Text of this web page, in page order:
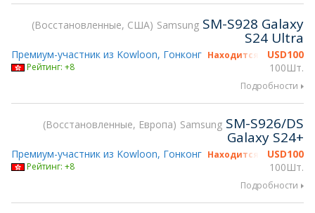
Восстановленные, США Samsung SM-S928 Galaxy
S24 Ultra
USD100
100Шт.
Премиум-участник из Kowloon, Гонконг Находится на gsmX
Рейтинг: +8
Подробности
Восстановленные, Европа Samsung SM-S926/DS
Galaxy S24+
USD100
100Шт.
Премиум-участник из Kowloon, Гонконг Находится на gsmX
Рейтинг: +8
Подробности